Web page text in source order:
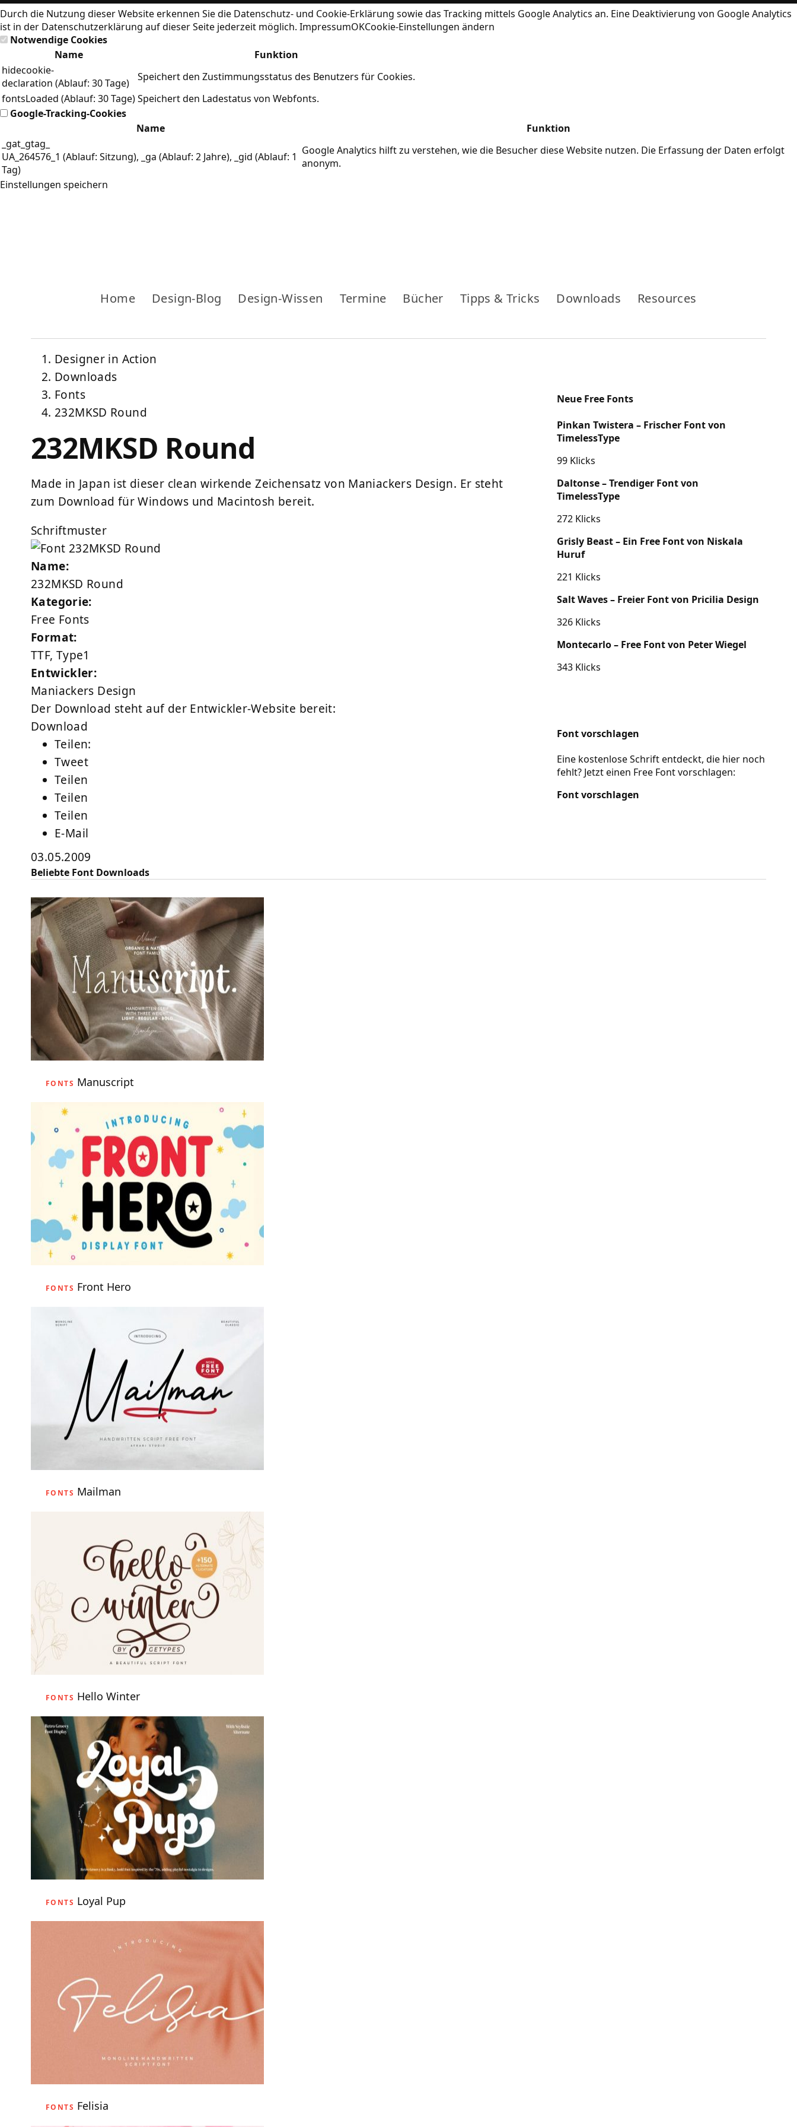
Durch die Nutzung dieser Website erkennen Sie die Datenschutz- und Cookie-Erklärung sowie das Tracking mittels Google Analytics an. Eine Deaktivierung von Google Analytics
ist in der Datenschutzerklärung auf dieser Seite jederzeit möglich. ImpressumOKCookie-Einstellungen ändern
Notwendige Cookies
Name
Funktion
hidecookie-
declaration (Ablauf: 30 Tage)
Speichert den Zustimmungsstatus des Benutzers für Cookies.
fontsLoaded (Ablauf: 30 Tage)Speichert den Ladestatus von Webfonts.
Google-Tracking-Cookies
Name
Funktion
_gat_gtag_
UA_264576_1 (Ablauf: Sitzung), _ga (Ablauf: 2 Jahre), _gid (Ablauf: 1
Tag)
Google Analytics hilft zu verstehen, wie die Besucher diese Website nutzen. Die Erfassung der Daten erfolgt
anonym.
Einstellungen speichern
Home Design-Blog Design-Wissen Termine Bücher Tipps & Tricks Downloads Resources
Designer in Action
Downloads
Fonts
232MKSD Round
232MKSD Round
Made in Japan ist dieser clean wirkende Zeichensatz von Maniackers Design. Er steht
zum Download für Windows und Macintosh bereit.
Schriftmuster
Name:
232MKSD Round
Kategorie:
Free Fonts
Format:
TTF, Type1
Entwickler:
Maniackers Design
Der Download steht auf der Entwickler-Website bereit:
Download
Teilen:
Tweet
Teilen
Teilen
Teilen
E-Mail
03.05.2009
Neue Free Fonts
Pinkan Twistera – Frischer Font von
TimelessType
99 Klicks
Daltonse – Trendiger Font von
TimelessType
272 Klicks
Grisly Beast – Ein Free Font von Niskala
Huruf
221 Klicks
Salt Waves – Freier Font von Pricilia Design
326 Klicks
Montecarlo – Free Font von Peter Wiegel
343 Klicks
Font vorschlagen
Eine kostenlose Schrift entdeckt, die hier noch
fehlt? Jetzt einen Free Font vorschlagen:
Font vorschlagen
Beliebte Font Downloads
FONTS Manuscript
FONTS Front Hero
FONTS Mailman
FONTS Hello Winter
FONTS Loyal Pup
FONTS Felisia